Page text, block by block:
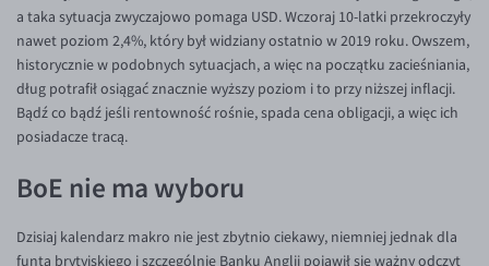
JPY/PLN
NZD/PLN
RON/PLN
SGD/PLN
EUR/USD
Przelewy zagraniczne
Słowniczek
a taka sytuacja zwyczajowo pomaga USD. Wczoraj 10-latki przekroczyły
nawet poziom 2,4%, który był widziany ostatnio w 2019 roku. Owszem,
historycznie w podobnych sytuacjach, a więc na początku zacieśniania,
dług potrafił osiągać znacznie wyższy poziom i to przy niższej inflacji.
Bądź co bądź jeśli rentowność rośnie, spada cena obligacji, a więc ich
posiadacze tracą.
BoE nie ma wyboru
Dzisiaj kalendarz makro nie jest zbytnio ciekawy, niemniej jednak dla
funta brytyjskiego i szczególnie Banku Anglii pojawił się ważny odczyt